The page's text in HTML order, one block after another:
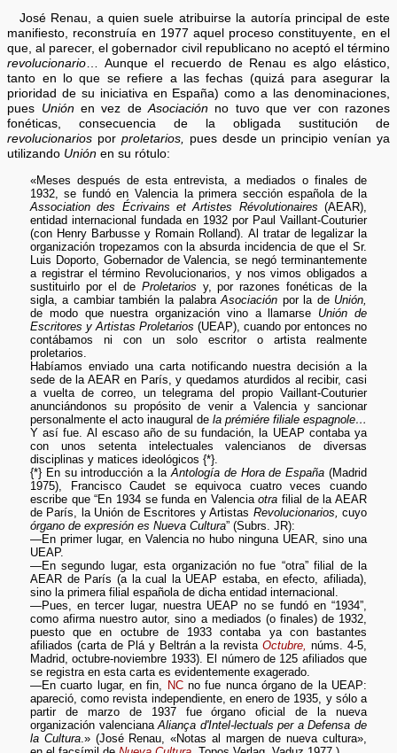
José Renau, a quien suele atribuirse la autoría principal de este
manifiesto, reconstruía en 1977 aquel proceso constituyente, en el
que, al parecer, el gobernador civil republicano no aceptó el término
revolucionario… Aunque el recuerdo de Renau es algo elástico,
tanto en lo que se refiere a las fechas (quizá para asegurar la
prioridad de su iniciativa en España) como a las denominaciones,
pues Uniónen vez deAsociaciónno tuvo que ver con razones
fonéticas, consecuencia de la obligada sustitución de
revolucionarios por proletarios, pues desde un principio venían ya
utilizando Unión en su rótulo:
«Meses después de esta entrevista, a mediados o finales de
1932, se fundó en Valencia la primera sección española de la
Association des Écrivains et Artistes Révolutionaires (AEAR),
entidad internacional fundada en 1932 por Paul Vaillant-Couturier
(con Henry Barbusse y Romain Rolland). Al tratar de legalizar la
organización tropezamos con la absurda incidencia de que el Sr.
Luis Doporto, Gobernador de Valencia, se negó terminantemente
a registrar el término Revolucionarios, y nos vimos obligados a
sustituirlo por el de Proletarios y, por razones fonéticas de la
sigla, a cambiar también la palabraAsociación por la de Unión,
de modo que nuestra organización vino a llamarse Unión de
Escritores y Artistas Proletarios (UEAP), cuando por entonces no
contábamos ni con un solo escritor o artista realmente
proletarios.
Habíamos enviado una carta notificando nuestra decisión a la
sede de la AEAR en París, y quedamos aturdidos al recibir, casi
a vuelta de correo, un telegrama del propio Vaillant-Couturier
anunciándonos su propósito de venir a Valencia y sancionar
personalmente el acto inaugural de la prémiére filiale espagnole…
Y así fue. Al escaso año de su fundación, la UEAP contaba ya
con unos setenta intelectuales valencianos de diversas
disciplinas y matices ideológicos {*}.
{*} En su introducción a la Antología de Hora de España (Madrid
1975), Francisco Caudet se equivoca cuatro veces cuando
escribe que “En 1934 se funda en Valenciaotra filial de la AEAR
de París, la Unión de Escritores y Artistas Revolucionarios, cuyo
órgano de expresión es Nueva Cultura” (Subrs. JR):
—En primer lugar, en Valencia no hubo ninguna UEAR, sino una
UEAP.
—En segundo lugar, esta organización no fue “otra” filial de la
AEAR de París (a la cual la UEAP estaba, en efecto, afiliada),
sino la primera filial española de dicha entidad internacional.
—Pues, en tercer lugar, nuestra UEAP no se fundó en “1934”,
como afirma nuestro autor, sino a mediados (o finales) de 1932,
puesto que en octubre de 1933 contaba ya con bastantes
afiliados (carta de Plá y Beltrán a la revistaOctubre, núms. 4-5,
Madrid, octubre-noviembre 1933). El número de 125 afiliados que
se registra en esta carta es evidentemente exagerado.
—En cuarto lugar, en fin, NCno fue nunca órgano de la UEAP:
apareció, como revista independiente, en enero de 1935, y sólo a
partir de marzo de 1937 fue órgano oficial de la nueva
organización valencianaAliança d'Intel-lectuals per a Defensa de
la Cultura.» (José Renau, «Notas al margen de nueva cultura»,